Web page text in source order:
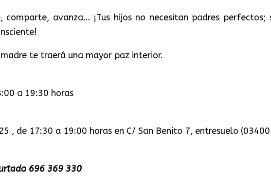
comparte, avanza… ¡Tus hijos no necesitan padres perfectos;
te traerá una mayor paz interior.
a 19:30 horas
, de 17:30 a 19:00 horas en C/ San Benito 7, entresuelo (03400
696 369 330